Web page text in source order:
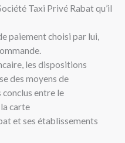
Taxi Privé Rabat qu’il
paiement choisi par lui,
les dispositions
des moyens de
entre le
carte
et ses établissements